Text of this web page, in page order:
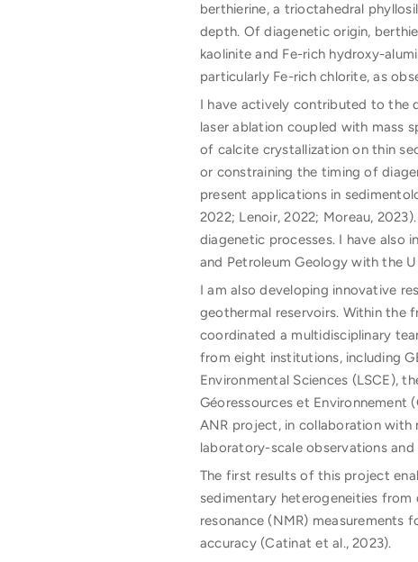
berthierine, a trioctahedral
depth. Of diagenetic origin,
kaolinite and Fe-rich hydroxy-
particularly Fe-rich chlorite, as
I have actively contributed to the
laser ablation coupled with mass
of calcite crystallization on thin
or constraining the timing of
present applications in
2022; Lenoir, 2022; Moreau,
diagenetic processes. I have also
and Petroleum Geology with the
I am also developing innovative
geothermal reservoirs. Within the
coordinated a multidisciplinary
from eight institutions, including
Environmental Sciences (LSCE),
Géoressources et Environnement
ANR project, in collaboration with
laboratory-scale observations
The first results of this project
sedimentary heterogeneities from
resonance (NMR)
accuracy (Catinat et al., 2023).